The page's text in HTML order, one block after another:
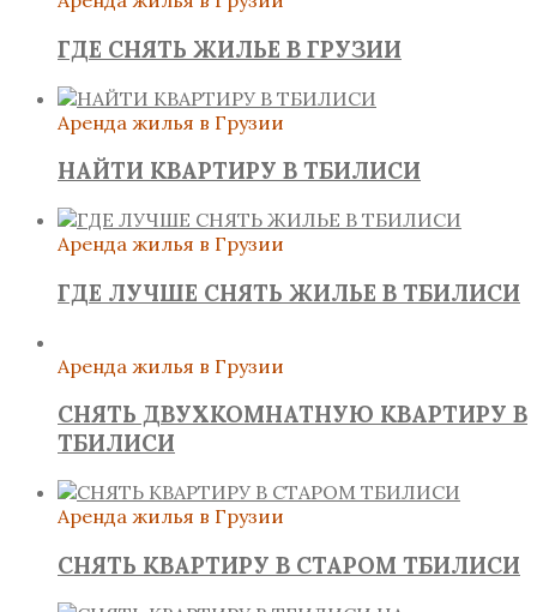
ГДЕ СНЯТЬ ЖИЛЬЕ В ГРУЗИИ
Аренда жилья в Грузии
НАЙТИ КВАРТИРУ В ТБИЛИСИ
Аренда жилья в Грузии
ГДЕ ЛУЧШЕ СНЯТЬ ЖИЛЬЕ В ТБИЛИСИ
Аренда жилья в Грузии
СНЯТЬ ДВУХКОМНАТНУЮ КВАРТИРУ В
ТБИЛИСИ
Аренда жилья в Грузии
СНЯТЬ КВАРТИРУ В СТАРОМ ТБИЛИСИ